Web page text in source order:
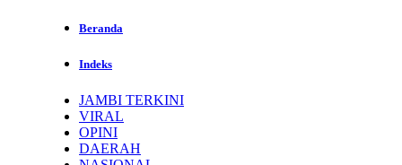
Beranda
Indeks
JAMBI TERKINI
VIRAL
OPINI
DAERAH